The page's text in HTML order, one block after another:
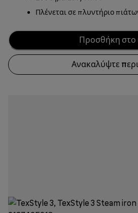
Πλένεται σε πλυντήριο
Προσθήκη στο
Ανακαλύψτε